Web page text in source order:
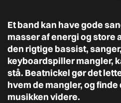
Et band kan have gode
masser af energi og store
den rigtige bassist,
keyboardspiller mangler,
stå. Beatnickel gør det
hvem de mangler, og
musikken videre.